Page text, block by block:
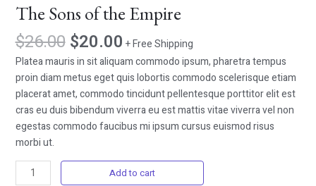
The Sons of the Empire
$26.00 $20.00 + Free Shipping
Platea mauris in sit aliquam commodo ipsum, pharetra tempus
proin diam metus eget quis lobortis commodo scelerisque etiam
placerat amet, commodo tincidunt pellentesque porttitor elit est
cras eu duis bibendum viverra eu est mattis vitae viverra vel non
egestas commodo faucibus mi ipsum cursus euismod risus
morbi ut.
Add to cart